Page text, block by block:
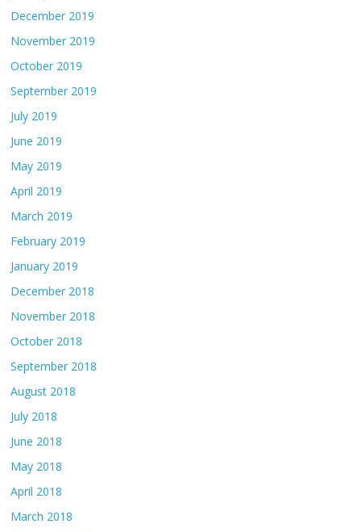
December 2019
November 2019
October 2019
September 2019
July 2019
June 2019
May 2019
April 2019
March 2019
February 2019
January 2019
December 2018
November 2018
October 2018
September 2018
August 2018
July 2018
June 2018
May 2018
April 2018
March 2018